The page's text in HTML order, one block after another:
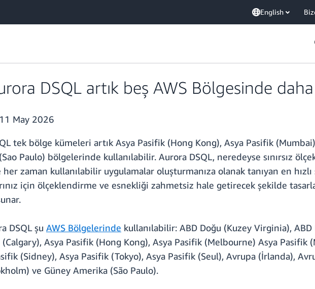
English
DSQL artık beş AWS Bölgesinde
11 May 2026
tek bölge kümeleri artık Asya Pasifik (Hong Kong), Asya Pasifik
Paulo) bölgelerinde kullanılabilir. Aurora DSQL, neredeyse sınırsız
zaman kullanılabilir uygulamalar oluşturmanıza olanak tanıyan en hızlı
için ölçeklendirme ve esnekliği zahmetsiz hale getirecek şekilde
DSQL şu AWS Bölgelerinde kullanılabilir: ABD Doğu (Kuzey Virginia),
(Calgary), Asya Pasifik (Hong Kong), Asya Pasifik (Melbourne) Asya Pasifik
(Sidney), Asya Pasifik (Tokyo), Asya Pasifik (Seul), Avrupa (İrlanda),
ve Güney Amerika (São Paulo).